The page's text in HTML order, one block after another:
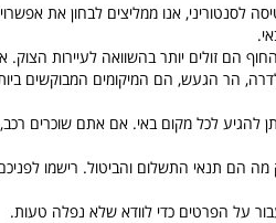
לסנטוריני, אנו ממליצים לבחון את
הם זולים יותר בהשוואה לעיירות הצוק.
הר הגעש, הם המיקומים המבוקשים
להגיע לכל מקום באי. אם אתם שוכרים
הם תנאי התשלום והביטול. רישמו
על הפרטים כדי לוודא שלא נפלה טעות.